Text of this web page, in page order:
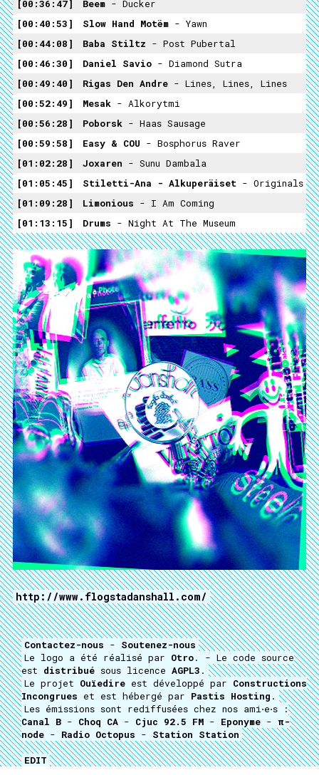
00:36:47
Beem - Ducker
00:40:53
Slow Hand Motëm - Yawn
00:44:08
Baba Stiltz - Post Pubertal
00:46:30
Daniel Savio - Diamond Sutra
00:49:40
Rigas Den Andre - Lines, Lines, Lines
00:52:49
Mesak - Alkorytmi
00:56:28
Poborsk - Haas Sausage
00:59:58
Easy & COU - Bosphorus Raver
01:02:28
Joxaren - Sunu Dambala
01:05:45
Stiletti-Ana - Alkuperäiset - Originals
01:09:28
Limonious - I Am Coming
01:13:15
Drums - Night At The Museum
http://www.flogstadanshall.com/
Contactez-nous - Soutenez-nous
Le logo a été réalisé par Otro. - Le code source
est distribué sous licence AGPL3 .
Le projet Ouïedire est développé par Constructions
Incongrues et est hébergé par Pastis Hosting .
Les émissions sont rediffusées chez nos ami⋅e⋅s :
Canal B - Choq CA - Cjuc 92.5 FM - Eponyme - π-
node - Radio Octopus - Station Station
EDIT